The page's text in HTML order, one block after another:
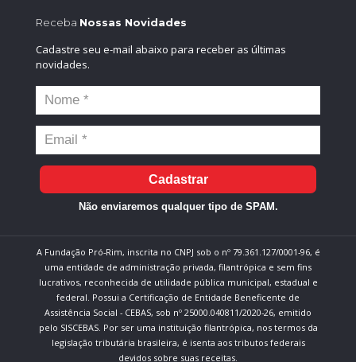
Receba Nossas Novidades
Cadastre seu e-mail abaixo para receber as últimas
novidades.
Cadastrar
Não enviaremos qualquer tipo de SPAM.
A Fundação Pró-Rim, inscrita no CNPJ sob o nº 79.361.127/0001-96, é
uma entidade de administração privada, filantrópica e sem fins
lucrativos, reconhecida de utilidade pública municipal, estadual e
federal. Possui a Certificação de Entidade Beneficente de
Assistência Social - CEBAS, sob nº 25000.040811/2020-26, emitido
pelo SISCEBAS. Por ser uma instituição filantrópica, nos termos da
legislação tributária brasileira, é isenta aos tributos federais
devidos sobre suas receitas.